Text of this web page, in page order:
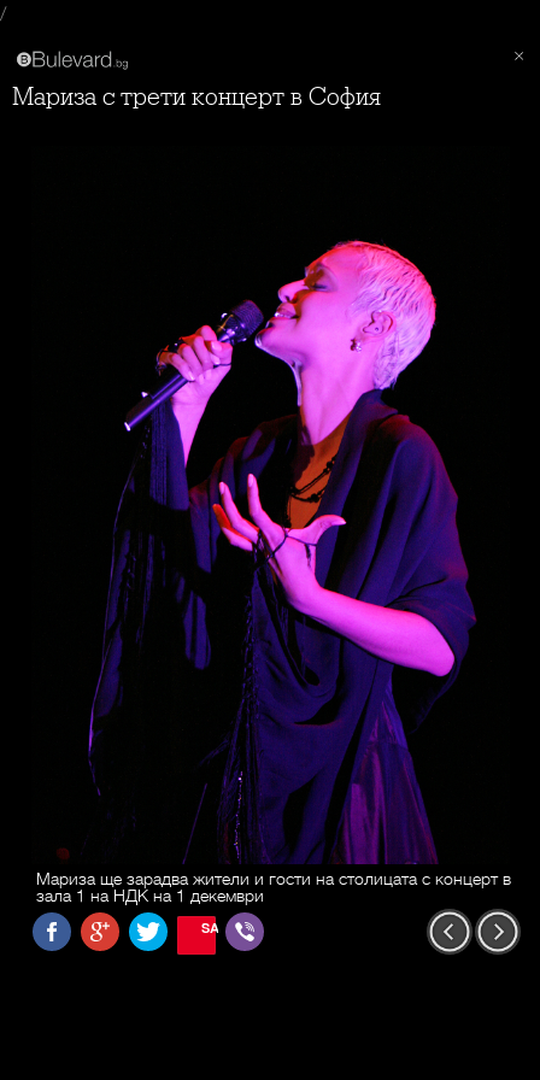
/
Мариза с трети концерт в София
Мариза ще зарадва жители и гости на столицата с концерт в
зала 1 на НДК на 1 декември
SAVE